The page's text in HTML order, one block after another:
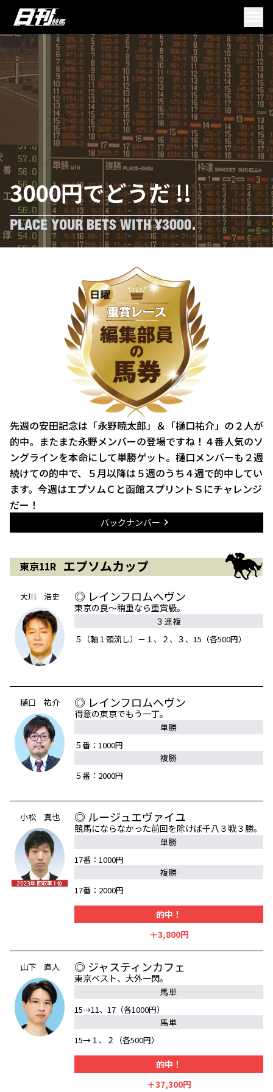
3000円でどうだ !!
PLACE YOUR BETS WITH ¥3000.
先週の安田記念は「永野暁太郎」＆「樋口祐介」の２人が
的中。またまた永野メンバーの登場ですね！４番人気のソ
ングラインを本命にして単勝ゲット。樋口メンバーも２週
続けての的中で、５月以降は５週のうち４週で的中してい
ます。今週はエプソムＣと函館スプリントＳにチャレンジ
だー！
バックナンバー
東京11R エプソムカップ
大川 浩史 ◎ レインフロムヘヴン
東京の良～稍重なら重賞級。
３連複
５（軸１頭流し）－１、２、３、15（各500円）
樋口 祐介 ◎ レインフロムヘヴン
得意の東京でもう一丁。
単勝
５番：1000円
複勝
５番：2000円
小松 真也 ◎ ルージュエヴァイユ
競馬にならなかった前回を除けば千八３戦３勝。
単勝
17番：1000円
複勝
17番：2000円
的中！
＋3,800円
山下 直人 ◎ ジャスティンカフェ
東京ベスト、大外一閃。
馬単
15→11、17（各1000円）
馬単
15→１、２（各500円）
的中！
＋37,300円